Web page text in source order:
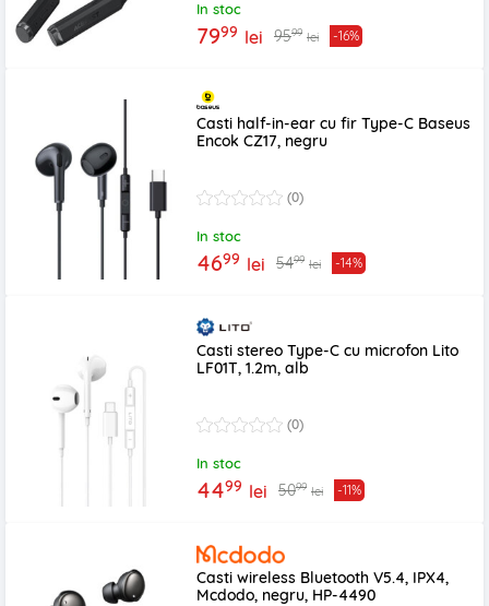
In stoc
7999 lei 9599 lei -16%
Casti half-in-ear cu fir Type-C Baseus
Encok CZ17, negru
(0)
In stoc
4699 lei 5499 lei -14%
Casti stereo Type-C cu microfon Lito
LF01T, 1.2m, alb
(0)
In stoc
4499 lei 5099 lei -11%
Casti wireless Bluetooth V5.4, IPX4,
Mcdodo, negru, HP-4490